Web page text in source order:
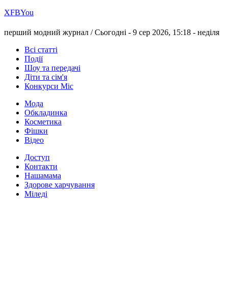
ХFBYou
перший модний журнал /Сьогодні - 9 сер 2026, 15:18 - неділя
Всі статті
Події
Шоу та передачі
Діти та сім'я
Конкурси Міс
Мода
Обкладинка
Косметика
Фішки
Відео
Доступ
Контакти
Нашамама
Здорове харчування
Міледі